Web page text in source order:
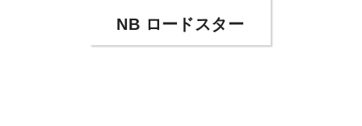
NB ロードスター